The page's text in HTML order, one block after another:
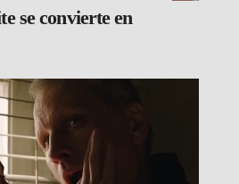
se convierte en